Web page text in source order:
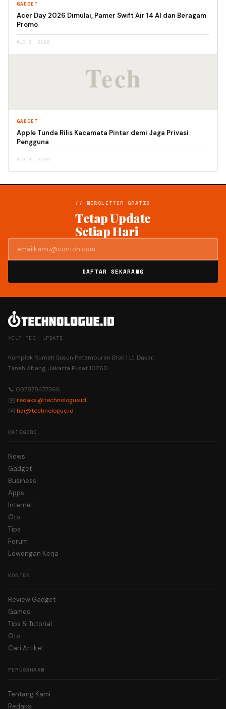
GADGET
Acer Day 2026 Dimulai, Pamer Swift Air 14 AI dan Beragam
Promo
AUG 3, 2026
GADGET
Apple Tunda Rilis Kacamata Pintar demi Jaga Privasi
Pengguna
AUG 3, 2026
// NEWSLETTER GRATIS
Tetap Update
Setiap Hari
DAFTAR SEKARANG
YOUR TECH UPDATE
Komplek Rumah Susun Petamburan Blok 1 Lt. Dasar,
Tanah Abang, Jakarta Pusat 10260
📞 087878477366
✉️ redaksi@technologue.id
✉️ hai@technologue.id
KATEGORI
News
Gadget
Business
Apps
Internet
Oto
Tips
Forum
Lowongan Kerja
KONTEN
Review Gadget
Games
Tips & Tutorial
Oto
Cari Artikel
PERUSAHAAN
Tentang Kami
Redaksi